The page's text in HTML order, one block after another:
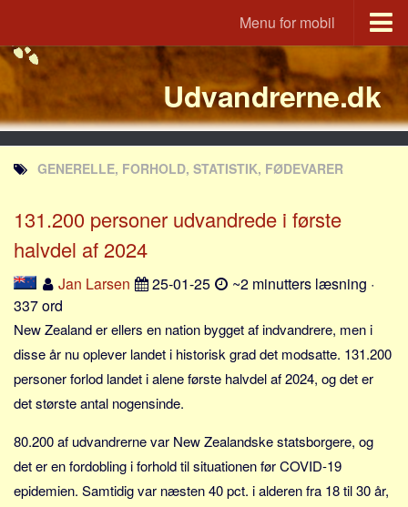
Menu for mobil
Portal
Udvandrerne.dk
Utvandrerne.no
Utvandrarna.se
Tyskland.dk
Lande
Tyrkiet
Spanien
Frankrig
Norge
Thailand
Italien
Udvandrerne.dk
GENERELLE, FORHOLD, STATISTIK, FØDEVARER
131.200 personer udvandrede i første
halvdel af 2024
Jan Larsen 25-01-25
~2 minutters læsning ·
337 ord
New Zealand er ellers en nation bygget af indvandrere, men i
disse år nu oplever landet i historisk grad det modsatte. 131.200
personer forlod landet i alene første halvdel af 2024, og det er
det største antal nogensinde.
80.200 af udvandrerne var New Zealandske statsborgere, og
det er en fordobling i forhold til situationen før COVID-19
epidemien. Samtidig var næsten 40 pct. i alderen fra 18 til 30 år,